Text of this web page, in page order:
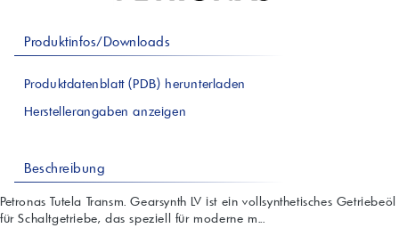
Produktinfos/Downloads
Produktdatenblatt (PDB) herunterladen
Herstellerangaben anzeigen
Beschreibung
Petronas Tutela Transm. Gearsynth LV ist ein vollsynthetisches Getriebeöl
für Schaltgetriebe, das speziell für moderne m...